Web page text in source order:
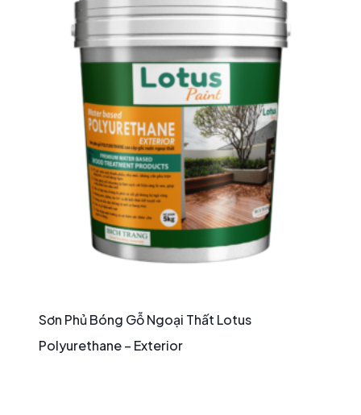
Sơn Phủ Bóng Gỗ Ngoại Thất Lotus
Polyurethane – Exterior